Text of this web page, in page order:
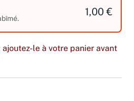
1,00 €
le à votre panier avant